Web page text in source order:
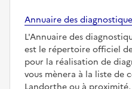
Annuaire des
L'Annuaire des
est le répertoire officiel
pour la réalisation de
vous mènera à la liste de